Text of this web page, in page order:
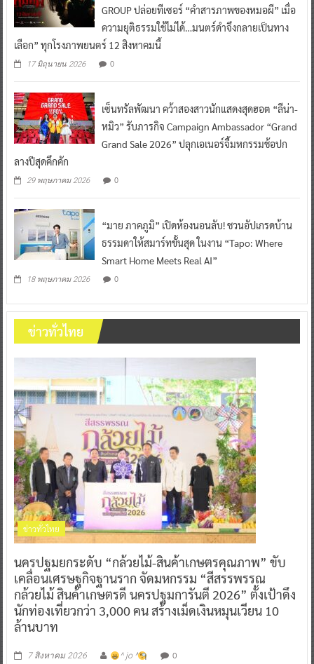
GROUP ปล่อยทีเซอร์ “คำสารภาพของหมอผี” เมื่อ
ความยุติธรรมใช้ไม่ได้…มนตร์ดำจึงกลายเป็นทาง
เลือก” ทุกโรงภาพยนตร์ 12 สิงหาคมนี้
17 มิถุนายน 2026 0
เซ็นทรัลพัฒนา คว้าสองสาวนักแสดงสุดฮอต “ลีน่า-
หมิว” รับภารกิจ Campaign Ambassador “Grand
Grand Sale 2026” ปลุกเอเนอร์จี้มหกรรมช้อปก
ลางปีสุดคึกคัก
29 พฤษภาคม 2026 0
“มาย ภาคภูมิ” เปิดห้องนอนลับ! ชวนอัปเกรดบ้าน
ธรรมดาให้สมาร์ทขั้นสุด ในงาน “Tapo: Where
Smart Home Meets Real AI”
18 พฤษภาคม 2026 0
ข่าวทั่วไทย
ข่าวทั่วไทย
นครปฐมยกระดับ “กล้วยไม้-สินค้าเกษตรคุณภาพ” ขับ
เคลื่อนเศรษฐกิจฐานราก จัดมหกรรม “สีสรรพรรณ
กล้วยไม้ สินค้าเกษตรดี นครปฐมการันตี 2026” ตั้งเป้าดึง
นักท่องเที่ยวกว่า 3,000 คน สร้างเม็ดเงินหมุนเวียน 10
ล้านบาท
7 สิงหาคม 2026 ^ jo ^ 0